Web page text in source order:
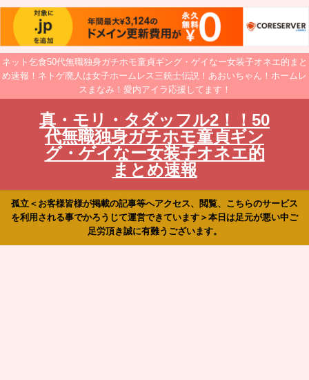
ネット乞食50代無職独身ガチホモ童貞ギング・ゲイなー女装子オネエ的まと
め速報！ネトゲ廃人は女子ホームレス三銃士伝説！あおいちゃん！ホームレ
スまなみ！愛内アイラ応援してます！
真・モリ・タダッフル2！！50
代無職独身ガチホモ童貞ギン
グ・ゲイなー女装子オネエ的
まとめ速報
孤立＜お客様皆様が掲載の記事等へアクセス、閲覧、こちらのサービス
を利用される事でかろうじて運営できています＞本日は足元が悪い中ご
足労頂き誠に有難うございます。